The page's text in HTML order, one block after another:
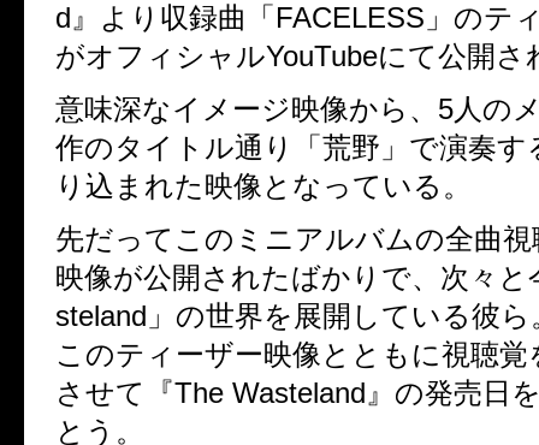
d』より収録曲「FACELESS」のテ
がオフィシャルYouTubeにて公開さ
意味深なイメージ映像から、5人の
作のタイトル通り「荒野」で演奏す
り込まれた映像となっている。
先だってこのミニアルバムの全曲
映像が公開されたばかりで、次々と
steland」の世界を展開している彼ら
このティーザー映像とともに視聴
させて『The Wasteland』の発売日
とう。